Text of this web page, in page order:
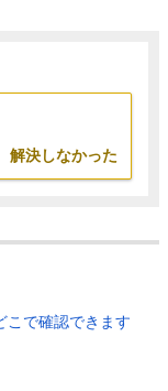
解決しなかった
こで確認できます